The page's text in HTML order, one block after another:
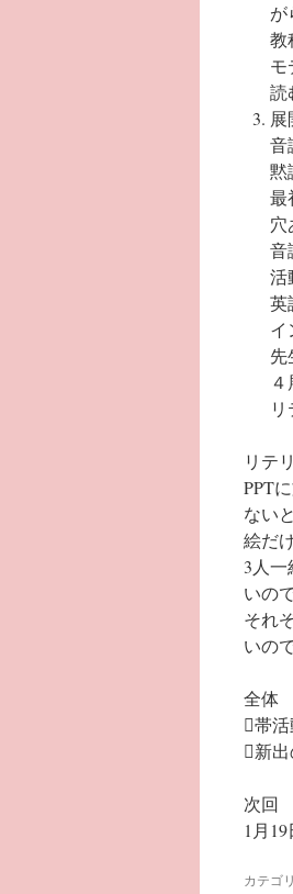
が
教
モ
読
展
音
黙
最
穴
音
活
英
イ
先
リテ
PPT
ない
絵だ
3人
いの
それ
いの
全体
帯
新
次回
1月19
カテゴ